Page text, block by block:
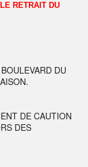
RETRAIT DU
DU
DE CAUTION
DES